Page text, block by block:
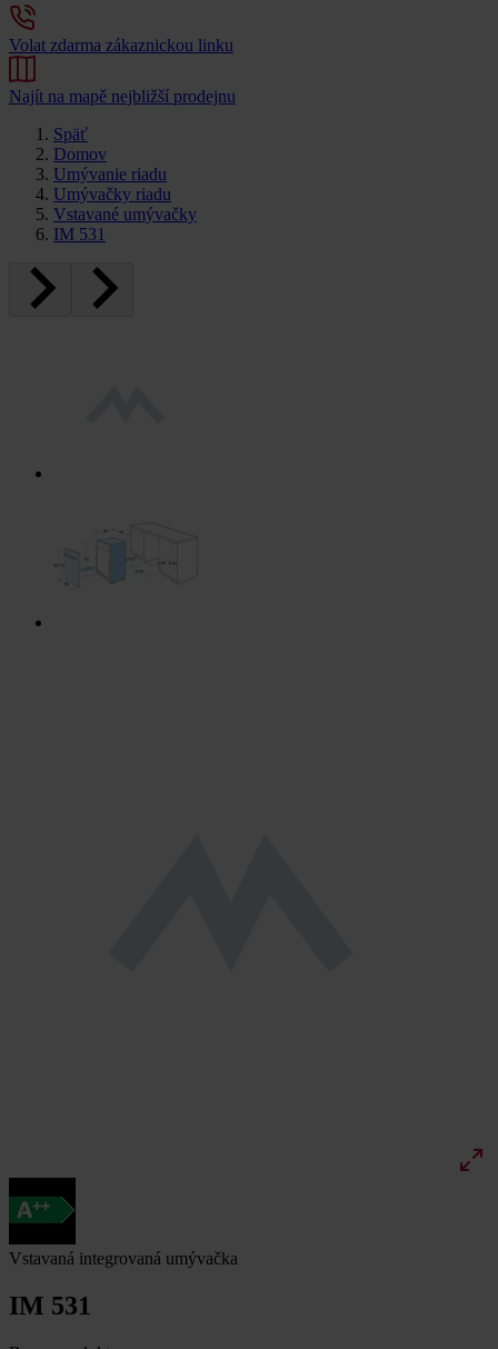
Volat zdarma zákaznickou linku
Najít na mapě nejbližší prodejnu
Späť
Domov
Umývanie riadu
Umývačky riadu
Vstavané umývačky
IM 531
Vstavaná integrovaná umývačka
IM 531